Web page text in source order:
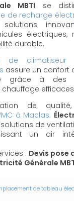
MBTI se
de recharge
électriques,
durable.
de climatiseur
assure un confort
grâce à des
de
à Maclas.
de
un air
: Devis pose
Générale
de tableau